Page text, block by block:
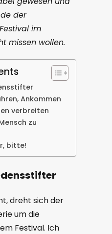
der
im
missen wollen.
Ankommen
verbreiten
zu
bitte!
dreht sich der
um die
Festival. Ich